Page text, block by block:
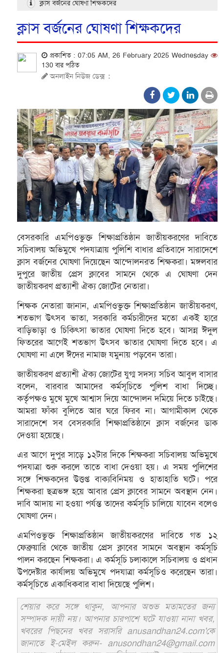
ক্লাস বর্জনের ঘোষণা শিক্ষকদের
ক্লাস বর্জনের ঘোষণা শিক্ষকদের
প্রকাশিত : 07:05 AM, 26 February 2025 Wednesday
130 বার পঠিত
অনলাইন নিউজ ডেক্স :
বেসরকারি এমপিওভুক্ত শিক্ষাপ্রতিষ্ঠান জাতীয়করণের দাবিতে
সচিবালয় অভিমুখে পদযাত্রায় পুলিশি বাধার প্রতিবাদে সারাদেশে
ক্লাস বর্জনের ঘোষণা দিয়েছেন আন্দোলনরত শিক্ষকরা। মঙ্গলবার
দুপুরে জাতীয় প্রেস ক্লাবের সামনে থেকে এ ঘোষণা দেন
জাতীয়করণ প্রত্যাশী ঐক্য জোটের নেতারা।
শিক্ষক নেতারা জানান, এমপিওভুক্ত শিক্ষাপ্রতিষ্ঠান জাতীয়করণ,
শতভাগ উৎসব ভাতা, সরকারি কর্মচারীদের মতো একই হারে
বাড়িভাড়া ও চিকিৎসা ভাতার ঘোষণা দিতে হবে। আসন্ন ঈদুল
ফিতরের আগেই শতভাগ উৎসব ভাতার ঘোষণা দিতে হবে। এ
ঘোষণা না এলে ঈদের নামাজ যমুনায় পড়বেন তারা।
জাতীয়করণ প্রত্যাশী ঐক্য জোটের যুগ্ম সদস্য সচিব আবুল বাসার
বলেন, বারবার আমাদের কর্মসূচিতে পুলিশ বাধা দিচ্ছে।
কর্তৃপক্ষও মুখে মুখে আশ্বাস দিয়ে আন্দোলন দমিয়ে দিতে চাইছে।
আমরা ফাঁকা বুলিতে আর ঘরে ফিরব না। আগামীকাল থেকে
সারাদেশে সব বেসরকারি শিক্ষাপ্রতিষ্ঠানে ক্লাস বর্জনের ডাক
দেওয়া হয়েছে।
এর আগে দুপুর সাড়ে ১২টার দিকে শিক্ষকরা সচিবালয় অভিমুখে
পদযাত্রা শুরু করলে তাতে বাধা দেওয়া হয়। এ সময় পুলিশের
সঙ্গে শিক্ষকদের উত্তপ্ত বাক্যবিনিময় ও হাতাহাতি ঘটে। পরে
শিক্ষকরা ছত্রভঙ্গ হয়ে আবার প্রেস ক্লাবের সামনে অবস্থান নেন।
দাবি আদায় না হওয়া পর্যন্ত তাদের কর্মসূচি চালিয়ে যাবেন বলেও
ঘোষণা দেন।
এমপিওভুক্ত শিক্ষাপ্রতিষ্ঠান জাতীয়করণের দাবিতে গত ১২
ফেব্রুয়ারি থেকে জাতীয় প্রেস ক্লাবের সামনে অবস্থান কর্মসূচি
পালন করছেন শিক্ষকরা। এ কর্মসূচি চলাকালে সচিবালয় ও প্রধান
উপদেষ্টার কার্যালয় অভিমুখে পদযাত্রা কর্মসূচিও করেছেন তারা।
কর্মসূচিতে একাধিকবার বাধা দিয়েছে পুলিশ।
শেয়ার করে সঙ্গে থাকুন, আপনার অশুভ মতামতের জন্য
সম্পাদক দায়ী নয়। আপনার চারপাশে ঘটে যাওয়া নানা খবর,
খবরের পিছনের খবর সরাসরি anusandhan24.com'কে
জানাতে ই-মেইল করুন- anusondhan24@gmail.com